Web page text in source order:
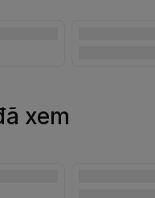
xem